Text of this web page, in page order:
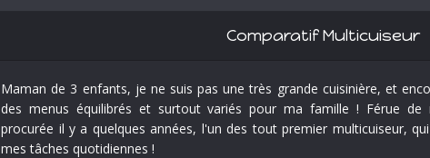
Comparatif Multicuiseur
Maman de 3 enfants, je ne suis pas une très grande cuisinière, et
des menus équilibrés et surtout variés pour ma famille ! Férue de
procurée il y a quelques années, l'un des tout premier multicuiseur,
mes tâches quotidiennes !